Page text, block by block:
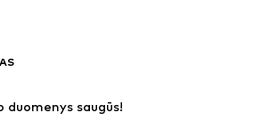
Išskirtiniai
duomenys saugūs!